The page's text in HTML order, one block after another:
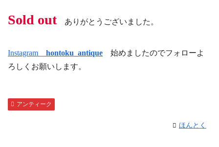
Sold outありがとうございました。
Instagram hontoku_antique 始めましたのでフォローよ
ろしくお願いします。
アンティーク
ほんとく